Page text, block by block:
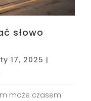
słowo
17, 2025 |
może czasem